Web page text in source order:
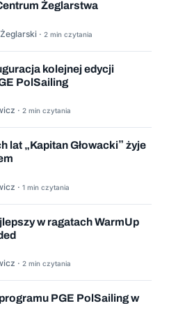
Żeglarstwa
· 2 min czytania
kolejnej edycji
PolSailing
· 2 min czytania
lat „Kapitan Głowacki” żyje
· 1 min czytania
w ragatach WarmUp
· 2 min czytania
PGE PolSailing w